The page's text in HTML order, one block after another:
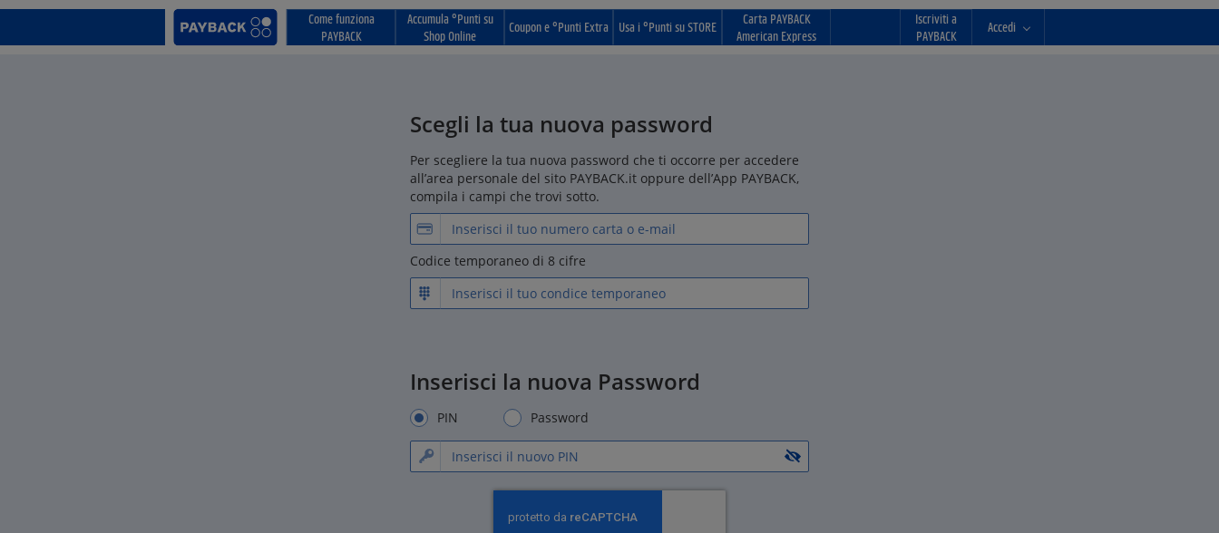
Come funziona
PAYBACK
Accumula °Punti su
Shop Online
Coupon e °Punti Extra Usa i °Punti su STORE
Carta PAYBACK
American Express
Iscriviti a
PAYBACK
Accedi
Scegli la tua nuova password
Per scegliere la tua nuova password che ti occorre per accedere
all’area personale del sito PAYBACK.it oppure dell’App PAYBACK,
compila i campi che trovi sotto.
Codice temporaneo di 8 cifre
Inserisci la nuova Password
PIN Password